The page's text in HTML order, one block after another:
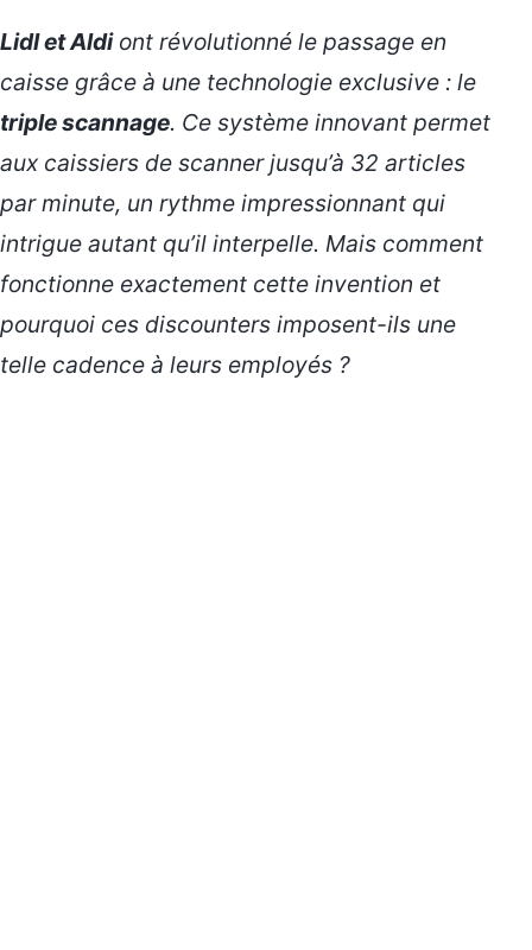
Lidl et Aldiont révolutionné le passage en
caisse grâce à une technologie exclusive : le
triple scannage. Ce système innovant permet
aux caissiers de scanner jusqu’à 32 articles
par minute, un rythme impressionnant qui
intrigue autant qu’il interpelle. Mais comment
fonctionne exactement cette invention et
pourquoi ces discounters imposent-ils une
telle cadence à leurs employés ?